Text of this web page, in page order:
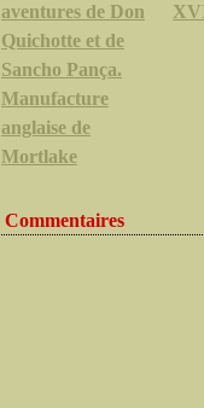
aventures de Don
Quichotte et de
Sancho Pança.
Manufacture
anglaise de
Mortlake
Commentaires